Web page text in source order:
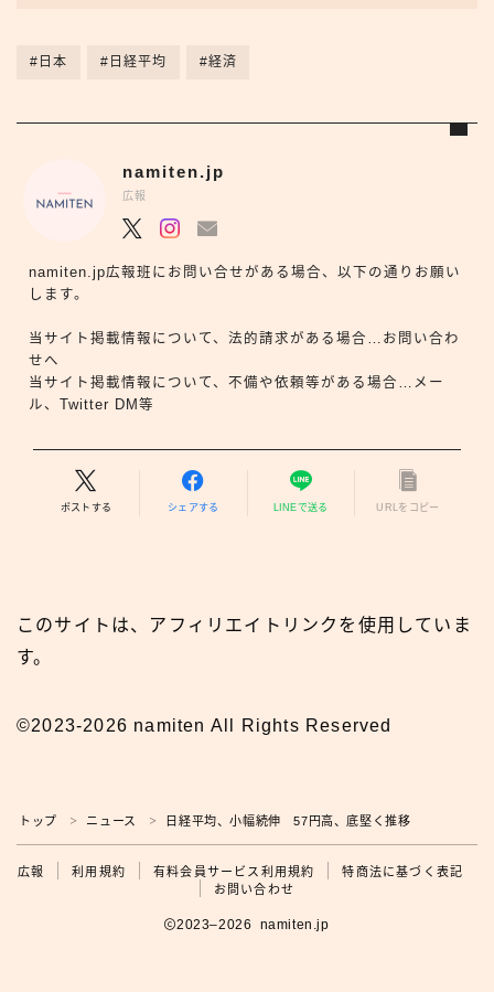
広報
#日本 #日経平均 #経済
namiten.jp
広報
namiten.jp広報班にお問い合せがある場合、以下の通りお願い
します。
当サイト掲載情報について、法的請求がある場合…お問い合わ
せへ
当サイト掲載情報について、不備や依頼等がある場合…メー
ル、Twitter DM等
ポストする シェアする LINEで送る URLをコピー
このサイトは、アフィリエイトリンクを使用していま
す。
©2023-2026 namiten All Rights Reserved
トップ ＞ ニュース ＞ 日経平均、小幅続伸 57円高、底堅く推移
広報 利用規約 有料会員サービス利用規約
特商法に基づく表記
お問い合わせ
2023–2026 namiten.jp